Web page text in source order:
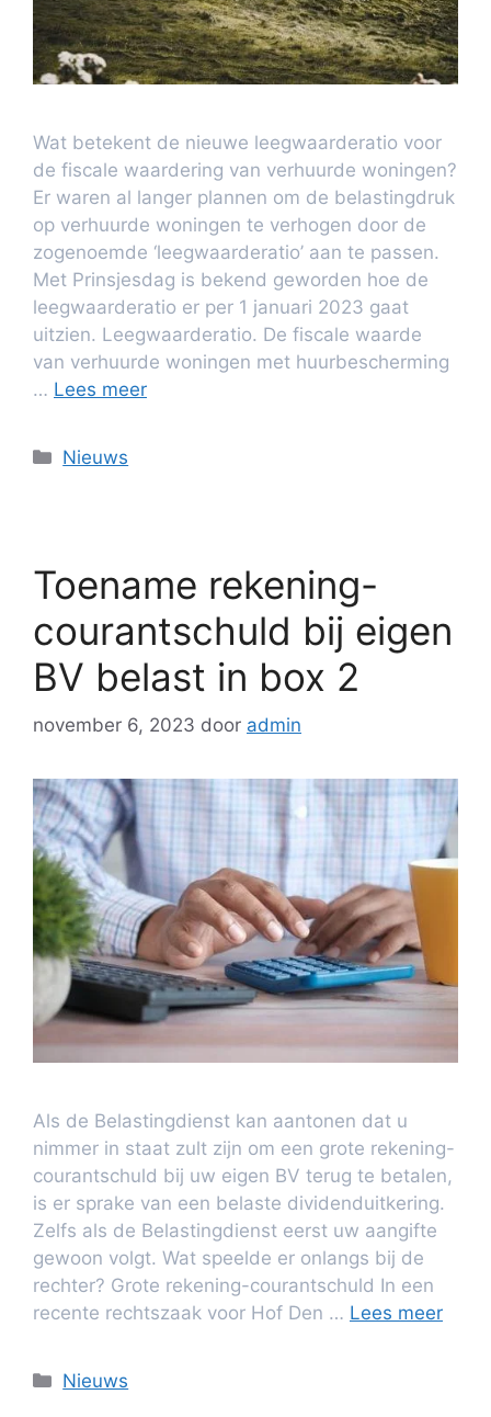
Wat betekent de nieuwe leegwaarderatio voor
de fiscale waardering van verhuurde woningen?
Er waren al langer plannen om de belastingdruk
op verhuurde woningen te verhogen door de
zogenoemde ‘leegwaarderatio’ aan te passen.
Met Prinsjesdag is bekend geworden hoe de
leegwaarderatio er per 1 januari 2023 gaat
uitzien. Leegwaarderatio. De fiscale waarde
van verhuurde woningen met huurbescherming
… Lees meer
Nieuws
Toename rekening-
courantschuld bij eigen
BV belast in box 2
november 6, 2023 door admin
Als de Belastingdienst kan aantonen dat u
nimmer in staat zult zijn om een grote rekening-
courantschuld bij uw eigen BV terug te betalen,
is er sprake van een belaste dividenduitkering.
Zelfs als de Belastingdienst eerst uw aangifte
gewoon volgt. Wat speelde er onlangs bij de
rechter? Grote rekening-courantschuld In een
recente rechtszaak voor Hof Den … Lees meer
Nieuws